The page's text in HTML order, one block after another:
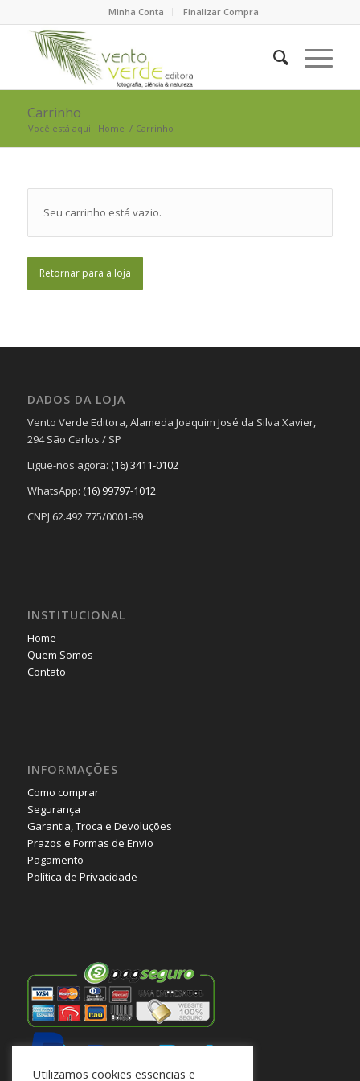
Minha Conta Finalizar Compra
Carrinho
Você está aqui: Home / Carrinho
Seu carrinho está vazio.
Retornar para a loja
DADOS DA LOJA
Vento Verde Editora, Alameda Joaquim José da Silva Xavier,
294 São Carlos / SP
Ligue-nos agora: (16) 3411-0102
WhatsApp: (16) 99797-1012
CNPJ 62.492.775/0001-89
INSTITUCIONAL
Home
Quem Somos
Contato
INFORMAÇÕES
Como comprar
Segurança
Garantia, Troca e Devoluções
Prazos e Formas de Envio
Pagamento
Política de Privacidade
Utilizamos cookies essencias e